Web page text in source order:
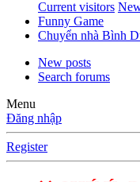
Current visitors
Funny Game
Chuyển nhà Bình
New posts
Search forums
Menu
Đăng nhập
Register